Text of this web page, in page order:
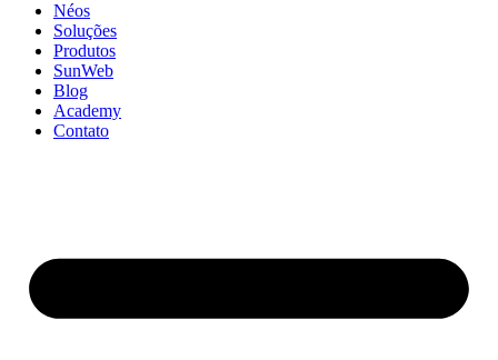
Néos
Soluções
Produtos
SunWeb
Blog
Academy
Contato